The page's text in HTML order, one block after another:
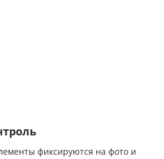
фиксируются на фото и